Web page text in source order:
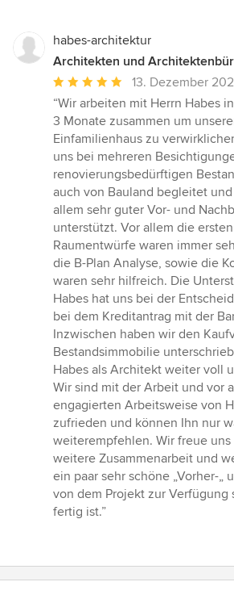
habes-architektur
Architekten und
Durchschnittliche
Bewertung:
5
von
5
Sternen
13. Dezember
“Wir arbeiten mit Herrn Habes
3 Monate zusammen um
Einfamilienhaus zu
uns bei mehreren
renovierungsbedürftigen
auch von Bauland begleitet
allem sehr guter Vor- und
unterstützt. Vor allem die
Raumentwürfe waren immer
die B-Plan Analyse, sowie die
waren sehr hilfreich. Die
Habes hat uns bei der
bei dem Kreditantrag mit der
Inzwischen haben wir den
Bestandsimmobilie
Habes als Architekt weiter voll
Wir sind mit der Arbeit und vor
engagierten Arbeitsweise von
zufrieden und können Ihn nur
weiterempfehlen. Wir freue
weitere Zusammenarbeit und
ein paar sehr schöne „Vorher-„
von dem Projekt zur Verfügung
fertig ist.”